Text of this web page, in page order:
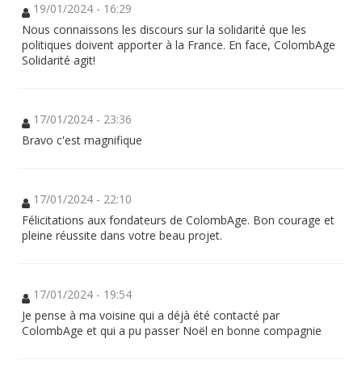
19/01/2024 - 16:29
Nous connaissons les discours sur la solidarité que les
politiques doivent apporter à la France. En face, ColombAge
Solidarité agit!
17/01/2024 - 23:36
Bravo c'est magnifique
17/01/2024 - 22:10
Félicitations aux fondateurs de ColombAge. Bon courage et
pleine réussite dans votre beau projet.
17/01/2024 - 19:54
Je pense à ma voisine qui a déjà été contacté par
ColombAge et qui a pu passer Noël en bonne compagnie